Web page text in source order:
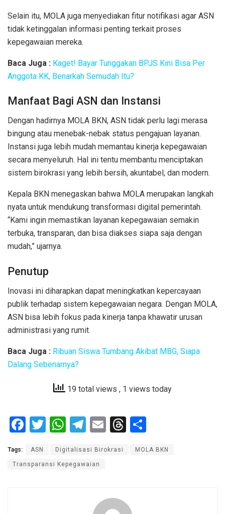
Selain itu, MOLA juga menyediakan fitur notifikasi agar ASN
tidak ketinggalan informasi penting terkait proses
kepegawaian mereka.
Baca Juga : Kaget! Bayar Tunggakan BPJS Kini Bisa Per
Anggota KK, Benarkah Semudah Itu?
Manfaat Bagi ASN dan Instansi
Dengan hadirnya MOLA BKN, ASN tidak perlu lagi merasa
bingung atau menebak-nebak status pengajuan layanan.
Instansi juga lebih mudah memantau kinerja kepegawaian
secara menyeluruh. Hal ini tentu membantu menciptakan
sistem birokrasi yang lebih bersih, akuntabel, dan modern.
Kepala BKN menegaskan bahwa MOLA merupakan langkah
nyata untuk mendukung transformasi digital pemerintah.
“Kami ingin memastikan layanan kepegawaian semakin
terbuka, transparan, dan bisa diakses siapa saja dengan
mudah,” ujarnya.
Penutup
Inovasi ini diharapkan dapat meningkatkan kepercayaan
publik terhadap sistem kepegawaian negara. Dengan MOLA,
ASN bisa lebih fokus pada kinerja tanpa khawatir urusan
administrasi yang rumit.
Baca Juga : Ribuan Siswa Tumbang Akibat MBG, Siapa
Dalang Sebenarnya?
19 total views , 1 views today
F
ce
b
T
tt
er
W
at
s
T
e
gr
m
E
ail
T
s
ar
Tags: ASN Digitalisasi Birokrasi MOLA BKN
Transparansi Kepegawaian